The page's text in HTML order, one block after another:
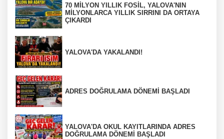
70 MİLYON YILLIK FOSİL, YALOVA'NIN
MİLYONLARCA YILLIK SIRRINI DA ORTAYA
ÇIKARDI
YALOVA'DA YAKALANDI!
ADRES DOĞRULAMA DÖNEMİ BAŞLADI
YALOVA'DA OKUL KAYITLARINDA ADRES
DOĞRULAMA DÖNEMİ BAŞLADI